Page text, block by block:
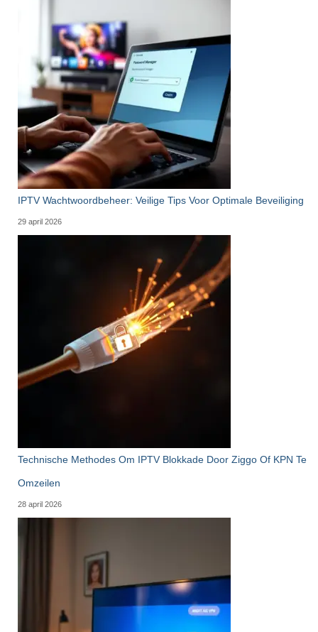
IPTV Wachtwoordbeheer: Veilige Tips Voor Optimale Beveiliging
29 april 2026
Technische Methodes Om IPTV Blokkade Door Ziggo Of KPN Te
Omzeilen
28 april 2026